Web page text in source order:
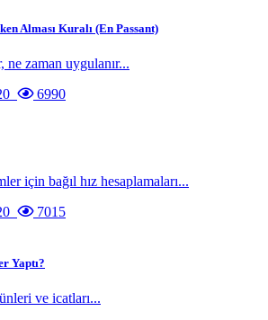
Alması Kuralı (En Passant)
ne zaman uygulanır...
6990
için bağıl hız hesaplamaları...
7015
Yaptı?
ve icatları...